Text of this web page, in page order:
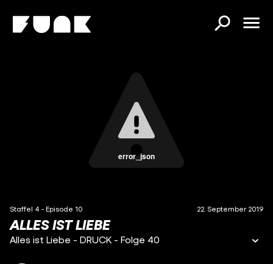
error_json
Staffel 4 - Episode 10 22. September 2019
ALLES IST LIEBE
Alles ist Liebe - DRUCK - Folge 40